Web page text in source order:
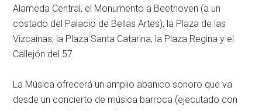
Alameda Central, el Monumento a Beethoven (a un
costado del Palacio de Bellas Artes), la Plaza de las
Vizcaínas, la Plaza Santa Catarina, la Plaza Regina y el
Callejón del 57.
La Música ofrecerá un amplio abanico sonoro que va
desde un concierto de música barroca (ejecutado con